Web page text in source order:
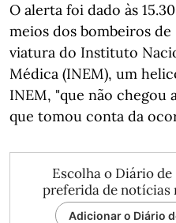
O alerta foi dado às
meios dos bombeiros
viatura do Instituto
Médica (INEM), um
INEM, "que não chegou
que tomou conta da
Escolha o Diário
preferida de notícias
Adicionar o Diário